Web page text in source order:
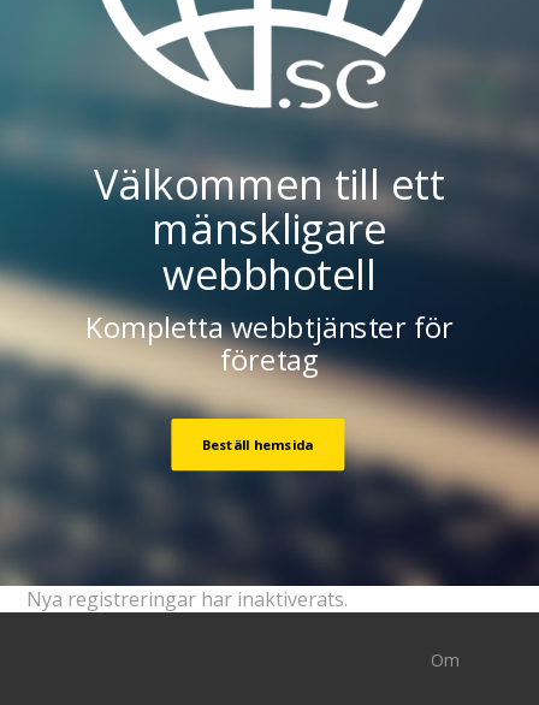
Välkommen till ett
mänskligare
webbhotell
Kompletta webbtjänster för
företag
Beställ hemsida
Nya registreringar har inaktiverats.
Om